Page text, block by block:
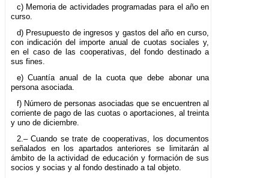
c) Memoria de actividades programadas para el año en
curso.
d) Presupuesto de ingresos y gastos del año en curso,
con indicación del importe anual de cuotas sociales y,
en el caso de las cooperativas, del fondo destinado a
sus fines.
e) Cuantía anual de la cuota que debe abonar una
persona asociada.
f) Número de personas asociadas que se encuentren al
corriente de pago de las cuotas o aportaciones, al treinta
y uno de diciembre.
2.– Cuando se trate de cooperativas, los documentos
señalados en los apartados anteriores se limitarán al
ámbito de la actividad de educación y formación de sus
socios y socias y al fondo destinado a tal objeto.